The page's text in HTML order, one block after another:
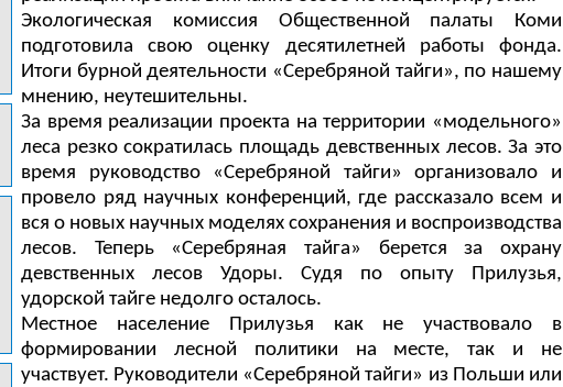
Экологическая комиссия Общественной палаты Коми
подготовила свою оценку десятилетней работы фонда.
Итоги бурной деятельности «Серебряной тайги», по нашему
мнению, неутешительны.
За время реализации проекта на территории «модельного»
леса резко сократилась площадь девственных лесов. За это
время руководство «Серебряной тайги» организовало и
провело ряд научных конференций, где рассказало всем и
вся о новых научных моделях сохранения и воспроизводства
лесов. Теперь «Серебряная тайга» берется за охрану
девственных лесов Удоры. Судя по опыту Прилузья,
удорской тайге недолго осталось.
Местное население Прилузья как не участвовало в
формировании лесной политики на месте, так и не
участвует. Руководители «Серебряной тайги» из Польши или